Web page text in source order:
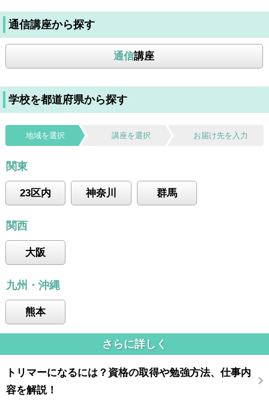
通信講座から探す
通信講座
学校を都道府県から探す
地域を選択 講座を選択 お届け先を入力
関東
23区内 神奈川 群馬
関西
大阪
九州・沖縄
熊本
さらに詳しく
トリマーになるには？資格の取得や勉強方法、仕事内
容を解説！